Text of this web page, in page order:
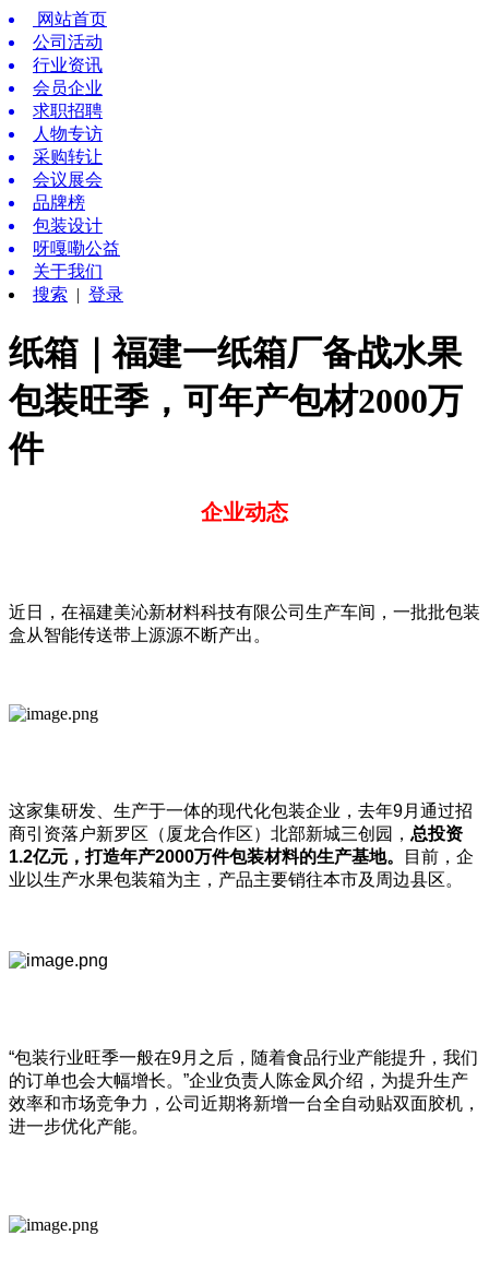
网站首页
公司活动
行业资讯
会员企业
求职招聘
人物专访
采购转让
会议展会
品牌榜
包装设计
呀嘎嘞公益
关于我们
搜索 | 登录
纸箱｜福建一纸箱厂备战水果
包装旺季，可年产包材2000万
件
企业动态
近日，在福建美沁新材料科技有限公司生产车间，一批批包装
盒从智能传送带上源源不断产出。
这家集研发、生产于一体的现代化包装企业，去年9月通过招
商引资落户新罗区（厦龙合作区）北部新城三创园， 总投资
1.2亿元，打造年产2000万件包装材料的生产基地。
目前，企
业以生产水果包装箱为主，产品主要销往本市及周边县区。
“包装行业旺季一般在9月之后，随着食品行业产能提升，我们
的订单也会大幅增长。”企业负责人陈金凤介绍，为提升生产
效率和市场竞争力，公司近期将新增一台全自动贴双面胶机，
进一步优化产能。